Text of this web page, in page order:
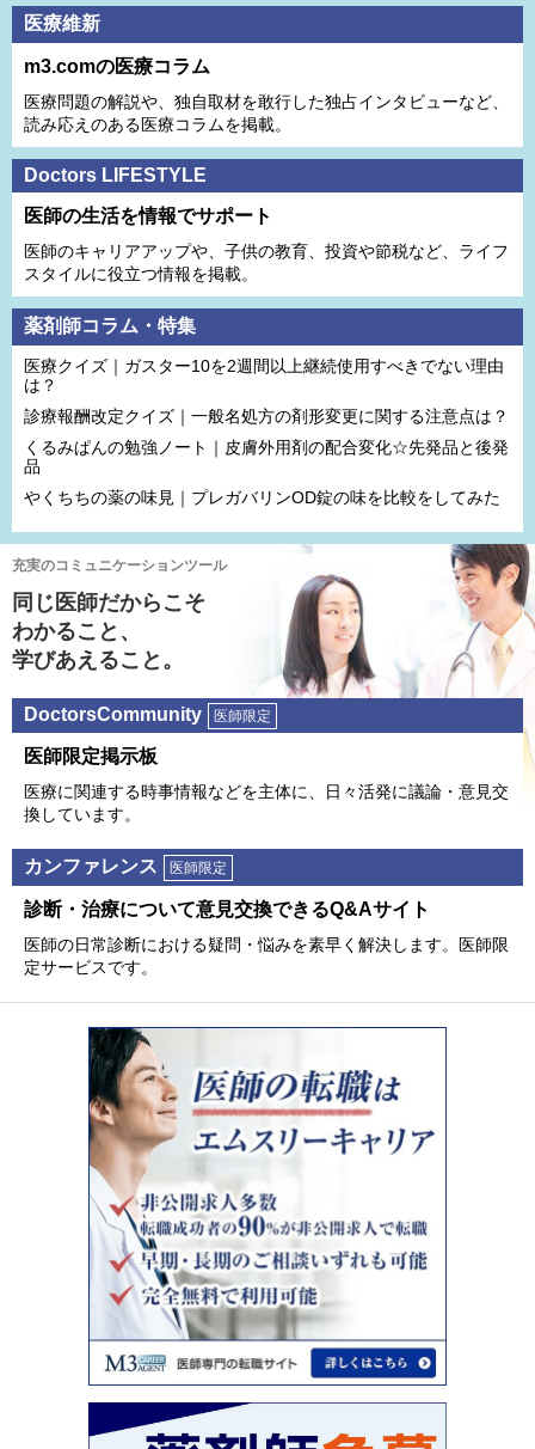
医療維新
m3.comの医療コラム
医療問題の解説や、独⾃取材を敢⾏した独占インタビューなど、
読み応えのある医療コラムを掲載。
Doctors LIFESTYLE
医師の生活を情報でサポート
医師のキャリアアップや、子供の教育、投資や節税など、ライフ
スタイルに役立つ情報を掲載。
薬剤師コラム・特集
医療クイズ｜ガスター10を2週間以上継続使用すべきでない理由
は？
診療報酬改定クイズ｜一般名処方の剤形変更に関する注意点は？
くるみぱんの勉強ノート｜皮膚外用剤の配合変化☆先発品と後発
品
やくちちの薬の味見｜プレガバリンOD錠の味を比較をしてみた
充実のコミュニケーションツール
同じ医師だからこそ
わかること、
学びあえること。
DoctorsCommunity 医師限定
医師限定掲⽰板
医療に関連する時事情報などを主体に、⽇々活発に議論・意⾒交
換しています。
カンファレンス 医師限定
診断・治療について意⾒交換できるQ&Aサイト
医師の⽇常診断における疑問・悩みを素早く解決します。医師限
定サービスです。